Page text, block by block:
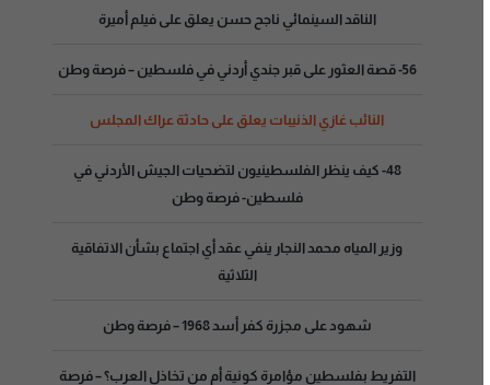
الناقد السينمائي ناجح حسن يعلق على فيلم أميرة
56- قصة العثور على قبر جندي أردني في فلسطين – فرصة وطن
النائب غازي الذنيبات يعلق على حادثة عراك المجلس
48- كيف ينظر الفلسطينيون لتضحيات الجيش الأردني في
فلسطين- فرصة وطن
وزير المياه محمد النجار ينفي عقد أي اجتماع بشأن الاتفاقية
الثلاثية
شهود على مجزرة كفر أسد 1968 – فرصة وطن
التفريط بفلسطين مؤامرة كونية أم من تخاذل العرب؟ – فرصة